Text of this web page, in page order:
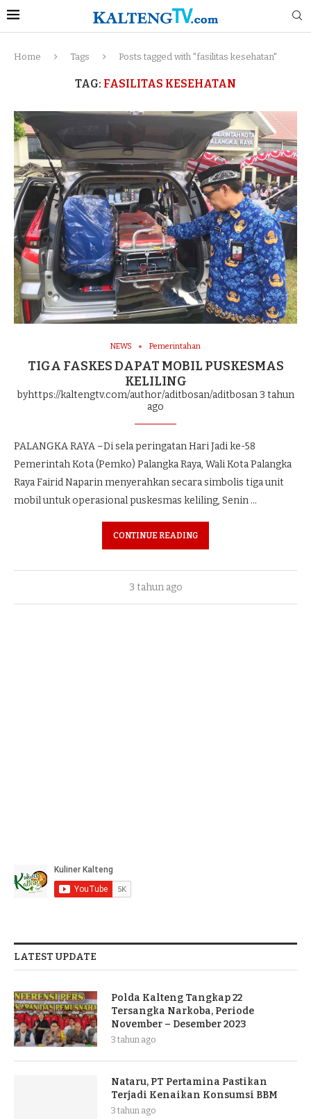
Home Tags Posts tagged with "fasilitas kesehatan"
TAG: FASILITAS KESEHATAN
NEWS Pemerintahan
TIGA FASKES DAPAT MOBIL PUSKESMAS
KELILING
byhttps://kaltengtv.com/author/aditbosan/aditbosan3 tahun
ago
PALANGKA RAYA –Di sela peringatan Hari Jadi ke-58
Pemerintah Kota (Pemko) Palangka Raya, Wali Kota Palangka
Raya Fairid Naparin menyerahkan secara simbolis tiga unit
mobil untuk operasional puskesmas keliling, Senin …
CONTINUE READING
3 tahun ago
LATEST UPDATE
Polda Kalteng Tangkap 22
Tersangka Narkoba, Periode
November – Desember 2023
3 tahun ago
Nataru, PT Pertamina Pastikan
Terjadi Kenaikan Konsumsi BBM
3 tahun ago